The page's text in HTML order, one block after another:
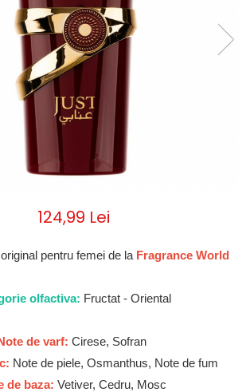
124,99 Lei
pentru femei de la Fragrance World
olfactiva: Fructat - Oriental
de varf: Cirese, Sofran
Note de piele, Osmanthus, Note de fum
de baza: Vetiver, Cedru, Mosc